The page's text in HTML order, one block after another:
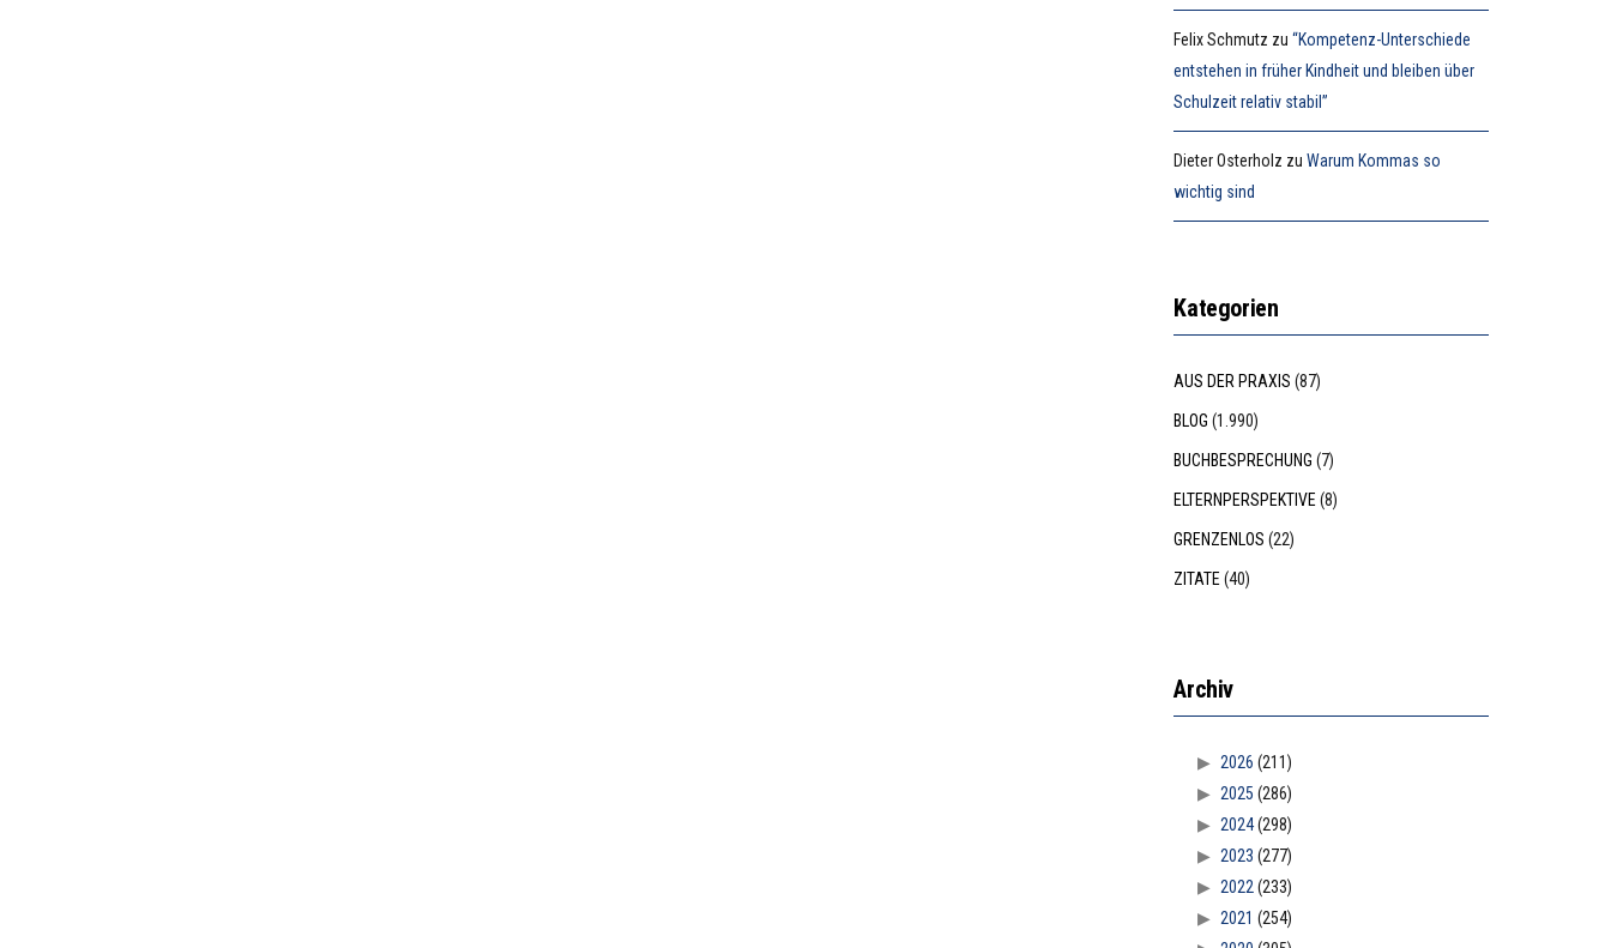
Felix Schmutz zu“Kompetenz-Unterschiede
entstehen in früher Kindheit und bleiben über
Schulzeit relativ stabil”
Dieter Osterholz zuWarum Kommas so
wichtig sind
Kategorien
AUS DER PRAXIS (87)
BLOG (1.990)
BUCHBESPRECHUNG (7)
ELTERNPERSPEKTIVE(8)
GRENZENLOS (22)
ZITATE(40)
Archiv
2026 (211)
2025 (286)
2024(298)
2023 (277)
2022(233)
2021 (254)